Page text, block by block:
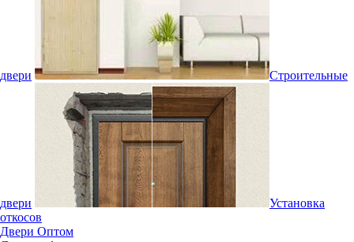
двери Строительные
двери
Установка
откосов
Двери Оптом